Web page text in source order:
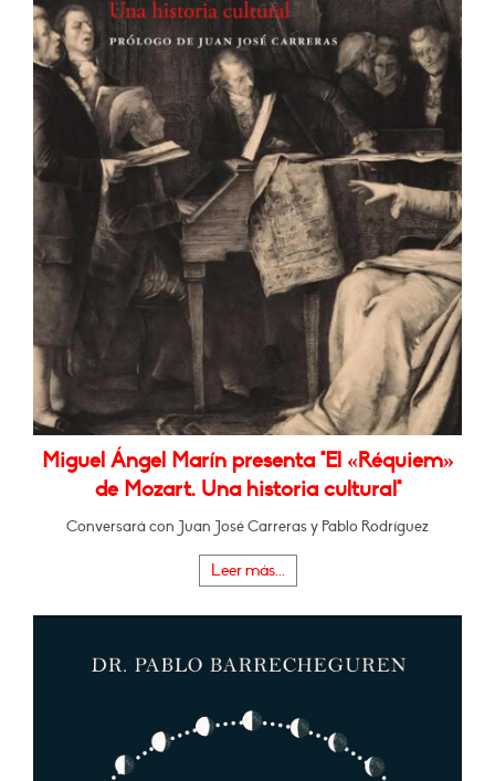
Miguel Ángel Marín presenta "El «Réquiem»
de Mozart. Una historia cultural"
Conversará con Juan José Carreras y Pablo Rodríguez
Leer más...